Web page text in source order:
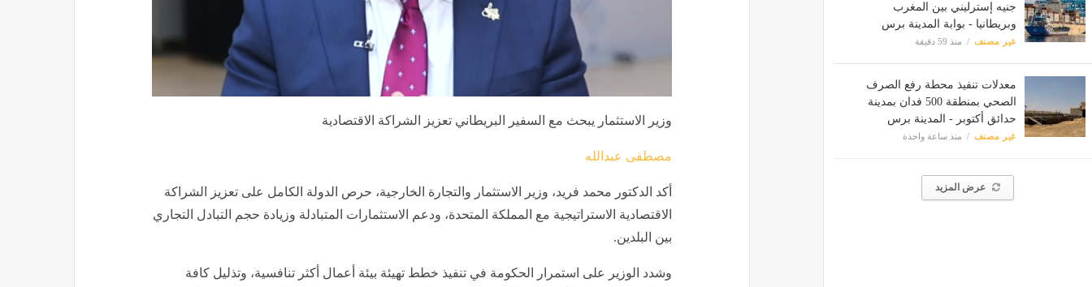
جنيه إسترليني بين المغرب
وبريطانيا - بوابة المدينة برس
غير مصنف منذ 59 دقيقة
معدلات تنفيذ محطة رفع الصرف
الصحي بمنطقة 500 فدان بمدينة
حدائق أكتوبر - المدينة برس
غير مصنف منذ ساعة واحدة
عرض المزيد
وزير الاستثمار يبحث مع السفير البريطاني تعزيز الشراكة الاقتصادية
مصطفى عبدالله
أكد الدكتور محمد فريد، وزير الاستثمار والتجارة الخارجية، حرص الدولة الكامل على تعزيز الشراكة
الاقتصادية الاستراتيجية مع المملكة المتحدة، ودعم الاستثمارات المتبادلة وزيادة حجم التبادل التجاري
بين البلدين.
وشدد الوزير على استمرار الحكومة في تنفيذ خطط تهيئة بيئة أعمال أكثر تنافسية، وتذليل كافة